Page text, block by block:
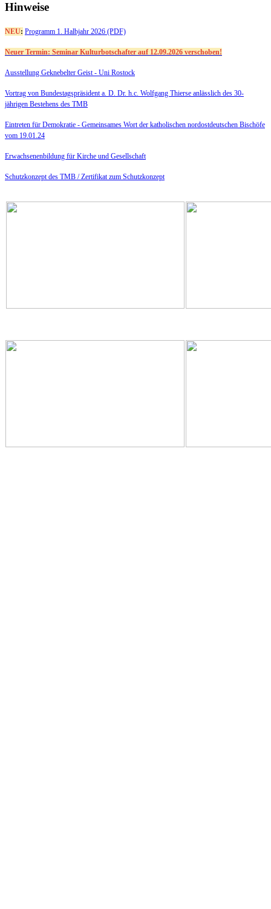
Hinweise
NEU: Programm 1. Halbjahr 2026 (PDF)
Neuer Termin: Seminar Kulturbotschafter auf 12.09.2026 verschoben!
Ausstellung Geknebelter Geist - Uni Rostock
Vortrag von Bundestagspräsident a. D. Dr. h.c. Wolfgang Thierse anlässlich des 30-
jährigen Bestehens des TMB
Eintreten für Demokratie - Gemeinsames Wort der katholischen nordostdeutschen Bischöfe
vom 19.01.24
Erwachsenenbildung für Kirche und Gesellschaft
Schutzkonzept des TMB / Zertifikat zum Schutzkonzept